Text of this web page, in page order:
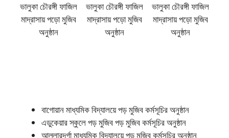
ভালুকা চৌরঙ্গী ফাজিল
মাদ্রাসায় পড়ো মুজিব
অনুষ্ঠান
ভালুকা চৌরঙ্গী ফাজিল
মাদ্রাসায় পড়ো মুজিব
অনুষ্ঠান
ভালুকা চৌরঙ্গী ফাজিল
মাদ্রাসায় পড়ো মুজিব
অনুষ্ঠান
বাগোয়ান মাধ্যমিক বিদ্যালয়ে পড় মুজিব কর্মসূচির অনুষ্ঠান
এডুকেয়ার স্কুলে পড় মুজিব পড় মুজিব কর্মসূচির অনুষ্ঠান
আল্লারদর্গা মাধ্যমিক বিদ্যালয়ে পড় মুজিব কর্মসূচির অনুষ্ঠান